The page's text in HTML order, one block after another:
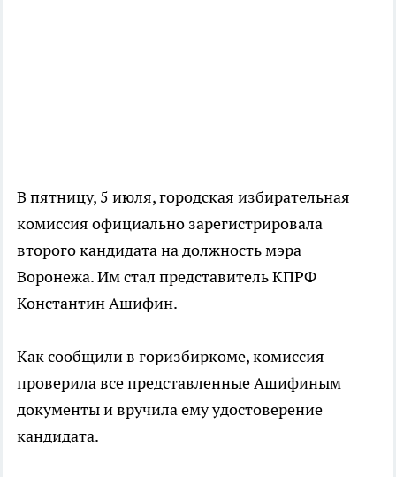
В пятницу, 5 июля, городская избирательная
комиссия официально зарегистрировала
второго кандидата на должность мэра
Воронежа. Им стал представитель КПРФ
Константин Ашифин.
Как сообщили в горизбиркоме, комиссия
проверила все представленные Ашифиным
документы и вручила ему удостоверение
кандидата.